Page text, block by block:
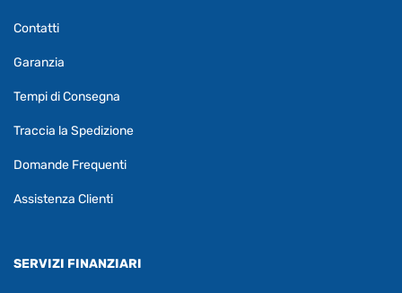
Contatti
Garanzia
Tempi di Consegna
Traccia la Spedizione
Domande Frequenti
Assistenza Clienti
SERVIZI FINANZIARI